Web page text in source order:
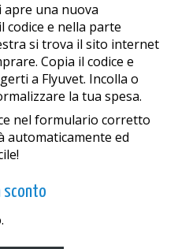
apre una nuova
codice e nella parte
si trova il sito internet
Copia il codice e
a Flyuvet. Incolla o
la tua spesa.
nel formulario corretto
automaticamente ed
sconto